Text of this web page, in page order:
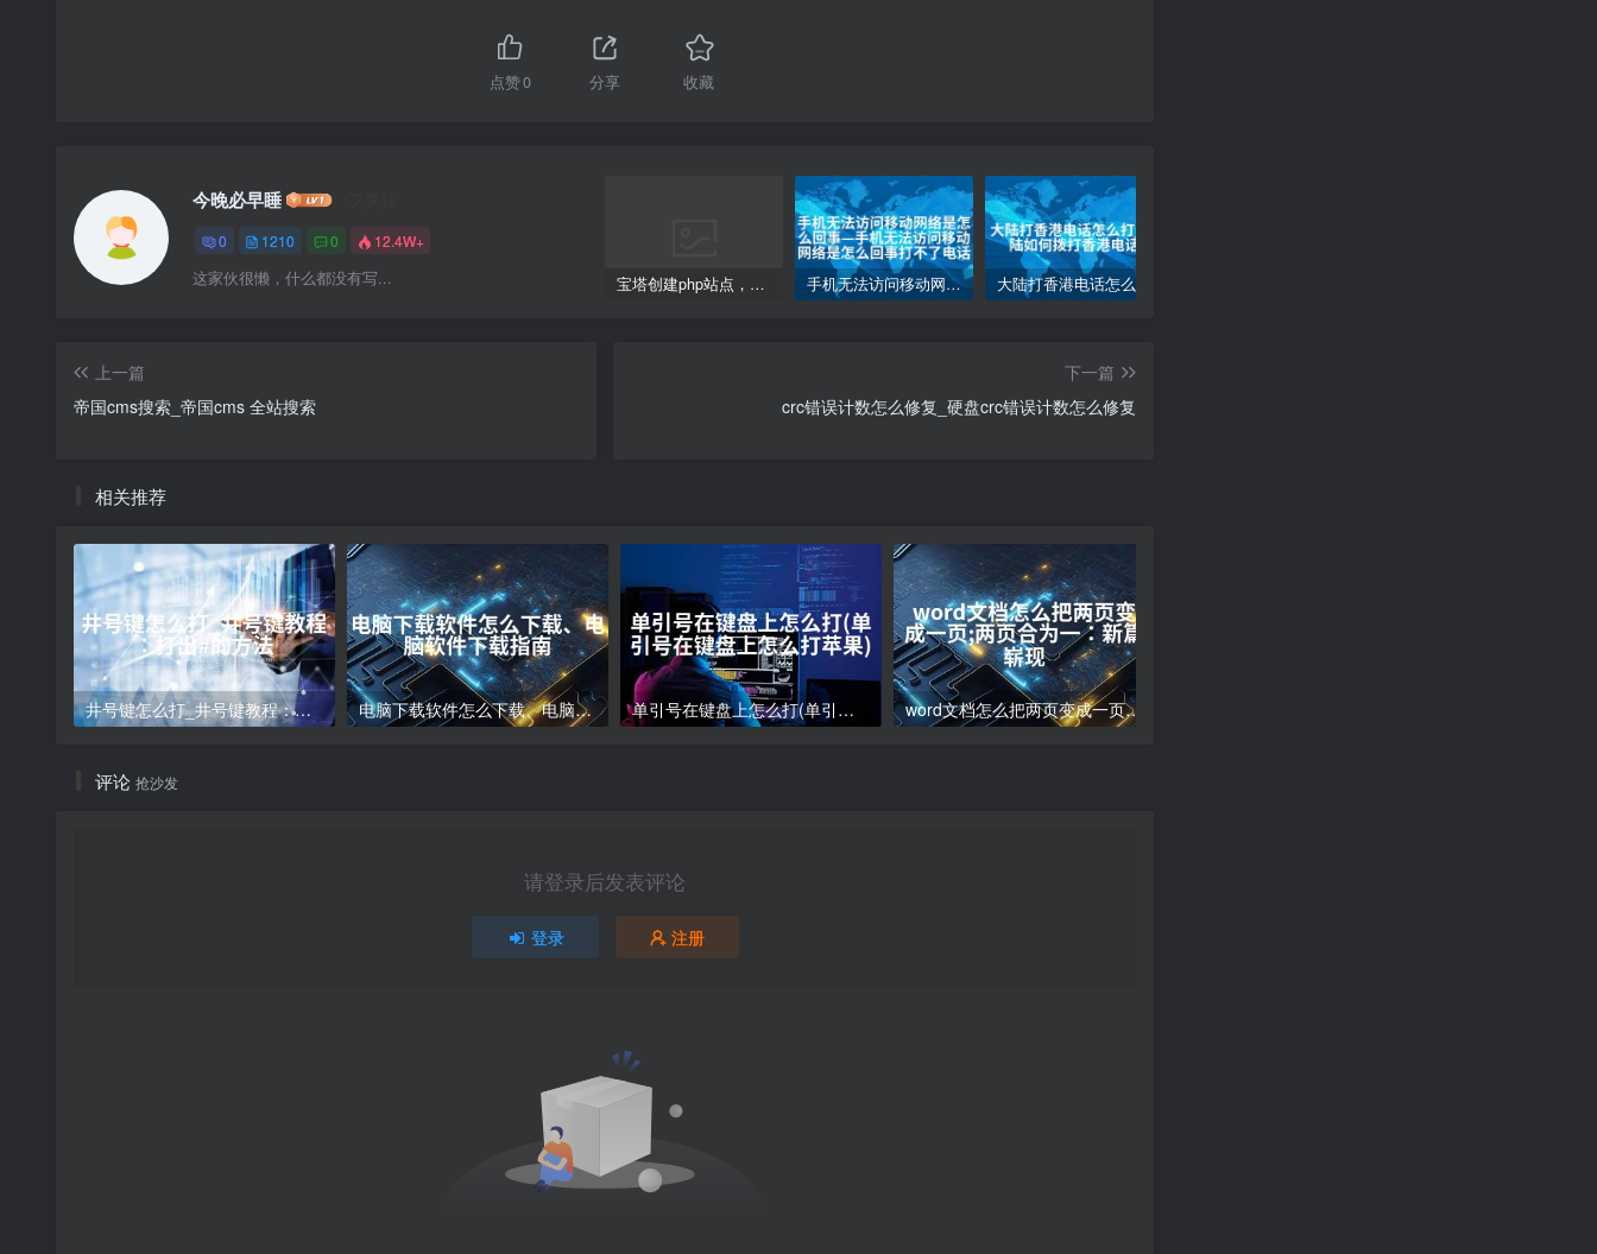
点赞0 分享 收藏
今晚必早睡
0 1210 0 12.4W+
这家伙很懒，什么都没有写... 宝塔创建php站点，访问网站php代码不执行变成下载的解决方案 手机无法访问移动网络是怎么回事—手机无法访问移动网络是怎么回事打不了电话
上一篇
帝国cms搜索_帝国cms 全站搜索
下一篇
crc错误计数怎么修复_硬盘crc错误计数怎么修复
相关推荐
井号键怎么打_井号键教程：打出#的方法 电脑下载软件怎么下载、电脑软件下载指南 单引号在键盘上怎么打(单引号在键盘上怎么打苹果) word文档怎么把两页变成一页;两页合为一：新篇崭现
评论 抢沙发
请登录后发表评论
登录 注册